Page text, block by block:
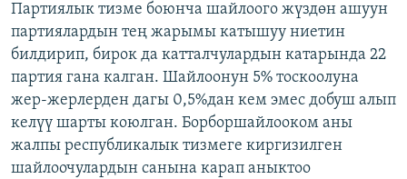
Партиялык тизме боюнча шайлоого жүздөн ашуун
партиялардын тең жарымы катышуу ниетин
билдирип, бирок да катталчулардын катарында 22
партия гана калган. Шайлоонун 5% тоскоолуна
жер-жерлерден дагы 0,5%дан кем эмес добуш алып
келүү шарты коюлган. Борборшайлооком аны
жалпы республикалык тизмеге киргизилген
шайлоочулардын санына карап аныктоо